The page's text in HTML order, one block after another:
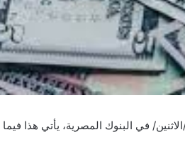
في البنوك المصرية، يأتي هذا فيما